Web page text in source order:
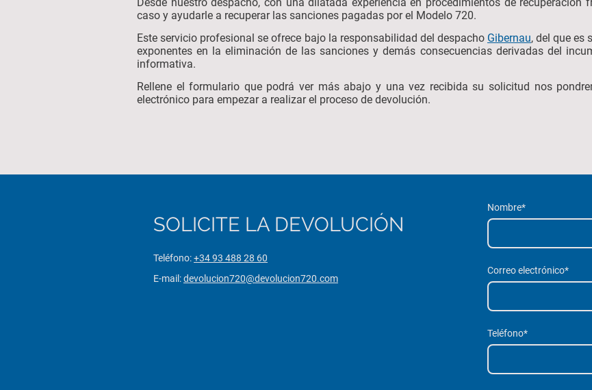
caso y ayudarle a recuperar las sanciones pagadas por el Modelo 720.
Este servicio profesional se ofrece bajo la responsabilidad del despacho Gibernau, del que es
exponentes en la eliminación de las sanciones y demás consecuencias derivadas del
informativa.
Rellene el formulario que podrá ver más abajo y una vez recibida su solicitud nos
electrónico para empezar a realizar el proceso de devolución.
SOLICITE LA DEVOLUCIÓN
Teléfono:+34 93 488 28 60
E-mail:devolucion720@devolucion720.com
Nombre*
Correo electrónico*
Teléfono*